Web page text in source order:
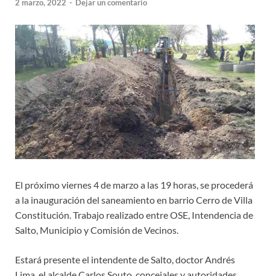
2 marzo, 2022 - Dejar un comentario
El próximo viernes 4 de marzo a las 19 horas, se procederá
a la inauguración del saneamiento en barrio Cerro de Villa
Constitución. Trabajo realizado entre OSE, Intendencia de
Salto, Municipio y Comisión de Vecinos.
Estará presente el intendente de Salto, doctor Andrés